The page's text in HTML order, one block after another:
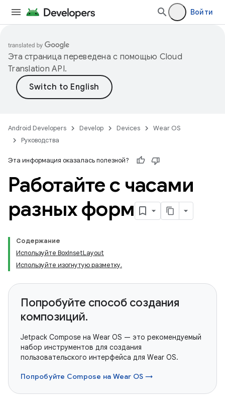
Войти
Эта страница переведена с помощью Cloud
Translation API.
Android Developers Develop Devices
Wear OS
Руководства
Эта информация оказалась полезной?
Работайте с часами
разных форм
Содержание
Используйте BoxInsetLayout
Используйте изогнутую разметку.
Попробуйте способ создания
композиций.
Jetpack Compose на Wear OS — это рекомендуемый
набор инструментов для создания
пользовательского интерфейса для Wear OS.
Попробуйте Compose на Wear OS →